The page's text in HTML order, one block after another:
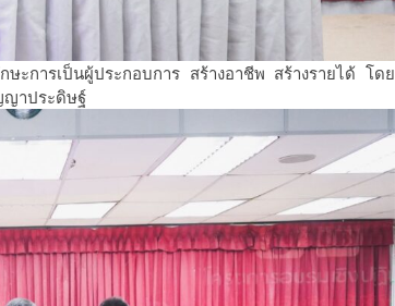
ะการเป็นผู้ประกอบการ สร้างอาชีพ สร้างรายได้ โดย
ญาประดิษฐ์